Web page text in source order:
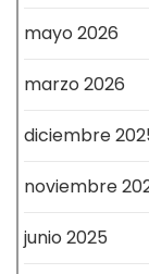
mayo 2026
marzo 2026
diciembre
noviembre
junio 2025